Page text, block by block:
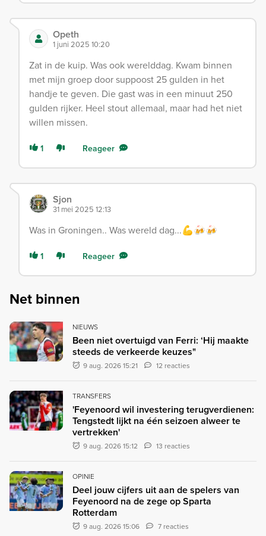
Opeth
1 juni 2025 10:20
Zat in de kuip. Was ook werelddag. Kwam binnen
met mijn groep door suppoost 25 gulden in het
handje te geven. Die gast was in een minuut 250
gulden rijker. Heel stout allemaal, maar had het niet
willen missen.
1 Reageer
Sjon
31 mei 2025 12:13
Was in Groningen.. Was wereld dag...💪🍻🍻
1 Reageer
Net binnen
NIEUWS
Been niet overtuigd van Ferri: ‘Hij maakte
steeds de verkeerde keuzes"
9 aug. 2026 15:21 12 reacties
TRANSFERS
'Feyenoord wil investering terugverdienen:
Tengstedt lijkt na één seizoen alweer te
vertrekken'
9 aug. 2026 15:12 13 reacties
OPINIE
Deel jouw cijfers uit aan de spelers van
Feyenoord na de zege op Sparta
Rotterdam
9 aug. 2026 15:06 7 reacties